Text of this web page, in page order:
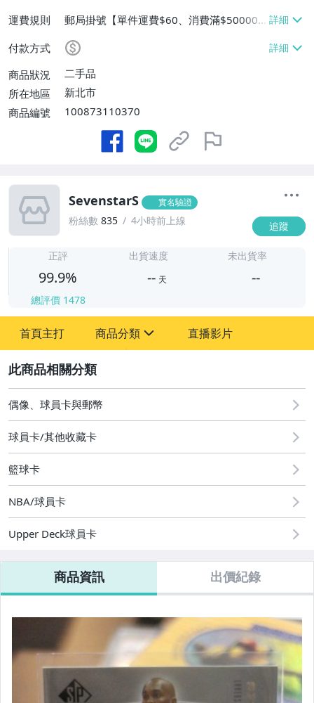
運費規則
郵局掛號【單件運費$60、消費滿$50000
付款方式
商品狀況
二手品
所在地區
新北市
商品編號
100873110370
SevenstarS 實名驗證
粉絲數 835 4小時前上線 追蹤
正評
99.9%
總評價 1478
出貨速度
-- 天
未出貨率
--
首頁主打 商品分類
成人專區
偶像、球員卡與郵幣
直播影片
偶像、球員卡與郵幣
球員卡/其他收藏卡
籃球卡
NBA/球員卡
Upper Deck球員卡
商品資訊 出價紀錄